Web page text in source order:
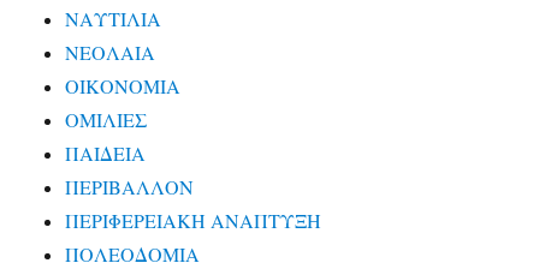
ΝΑΥΤΙΛΙΑ
ΝΕΟΛΑΙΑ
ΟΙΚΟΝΟΜΙΑ
ΟΜΙΛΙΕΣ
ΠΑΙΔΕΙΑ
ΠΕΡΙΒΑΛΛΟΝ
ΠΕΡΙΦΕΡΕΙΑΚΗ ΑΝΑΠΤΥΞΗ
ΠΟΛΕΟΔΟΜΙΑ